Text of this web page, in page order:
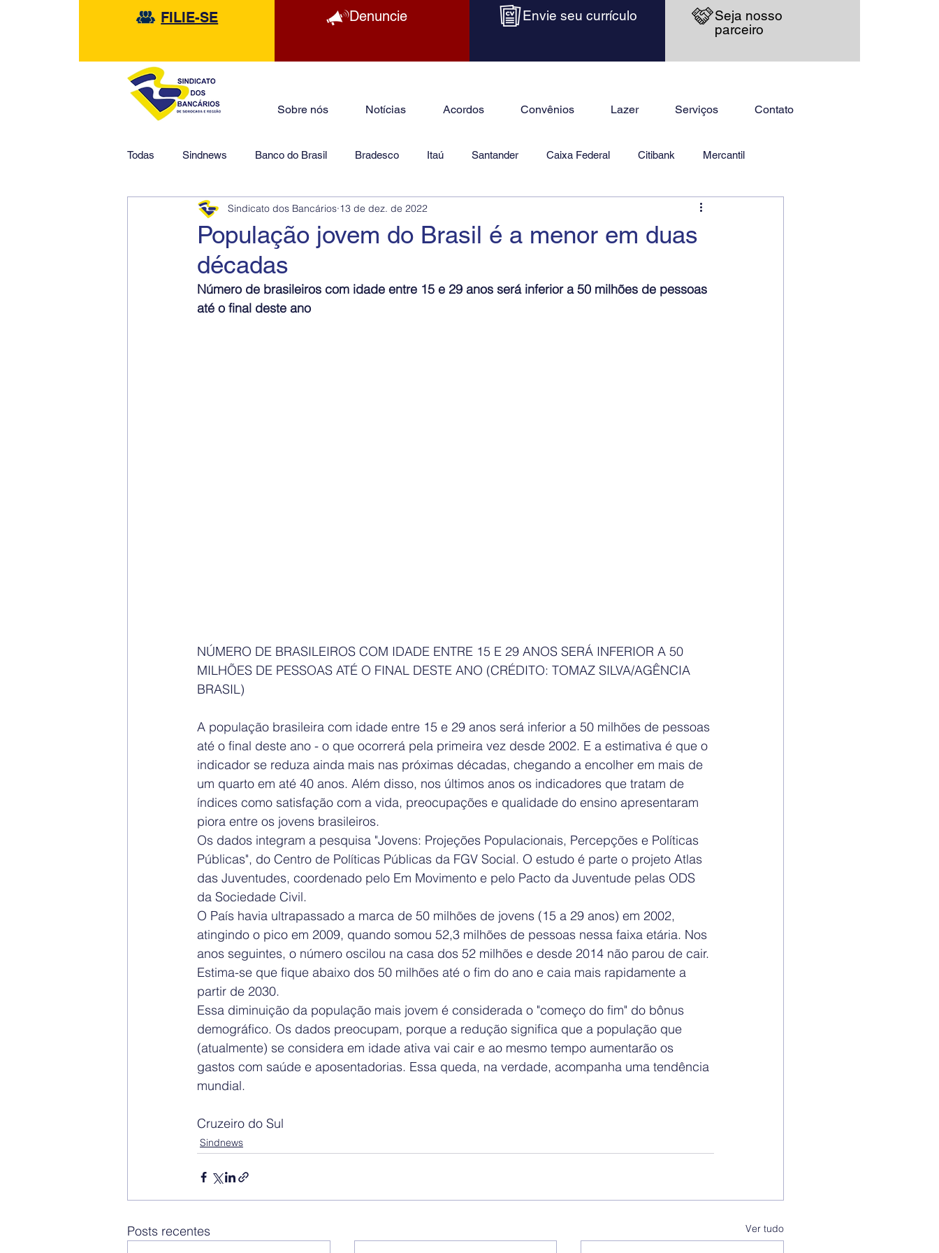
FILIE-SE Denuncie Envie seu currículo
Seja nosso
parceiro
Sobre nós Notícias Acordos Convênios Lazer Serviços Contato
Todas Sindnews Banco do Brasil Bradesco Itaú Santander Caixa Federal Citibank Mercantil
HSBC Financeiras Jurídico
População jovem do Brasil é a menor em duas
décadas
Sindicato dos Bancários 13 de dez. de 2022
Número de brasileiros com idade entre 15 e 29 anos será inferior a 50 milhões de pessoas
até o final deste ano
NÚMERO DE BRASILEIROS COM IDADE ENTRE 15 E 29 ANOS SERÁ INFERIOR A 50
MILHÕES DE PESSOAS ATÉ O FINAL DESTE ANO (CRÉDITO: TOMAZ SILVA/AGÊNCIA
BRASIL)
A população brasileira com idade entre 15 e 29 anos será inferior a 50 milhões de pessoas
até o final deste ano - o que ocorrerá pela primeira vez desde 2002. E a estimativa é que o
indicador se reduza ainda mais nas próximas décadas, chegando a encolher em mais de
um quarto em até 40 anos. Além disso, nos últimos anos os indicadores que tratam de
índices como satisfação com a vida, preocupações e qualidade do ensino apresentaram
piora entre os jovens brasileiros.
Os dados integram a pesquisa "Jovens: Projeções Populacionais, Percepções e Políticas
Públicas", do Centro de Políticas Públicas da FGV Social. O estudo é parte o projeto Atlas
das Juventudes, coordenado pelo Em Movimento e pelo Pacto da Juventude pelas ODS
da Sociedade Civil.
O País havia ultrapassado a marca de 50 milhões de jovens (15 a 29 anos) em 2002,
atingindo o pico em 2009, quando somou 52,3 milhões de pessoas nessa faixa etária. Nos
anos seguintes, o número oscilou na casa dos 52 milhões e desde 2014 não parou de cair.
Estima-se que fique abaixo dos 50 milhões até o fim do ano e caia mais rapidamente a
partir de 2030.
Essa diminuição da população mais jovem é considerada o "começo do fim" do bônus
demográfico. Os dados preocupam, porque a redução significa que a população que
(atualmente) se considera em idade ativa vai cair e ao mesmo tempo aumentarão os
gastos com saúde e aposentadorias. Essa queda, na verdade, acompanha uma tendência
mundial.
Cruzeiro do Sul
Sindnews
Posts recentes Ver tudo